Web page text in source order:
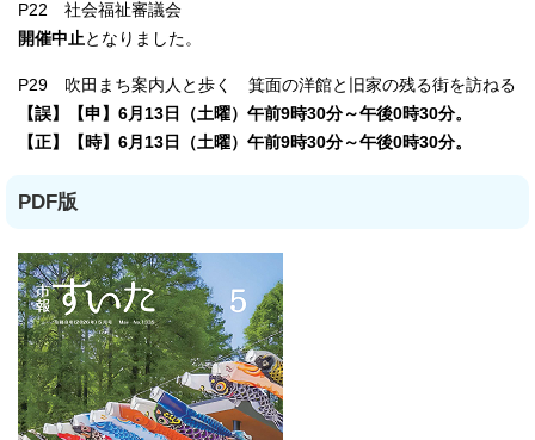
P22 社会福祉審議会
開催中止となりました。
P29 吹田まち案内人と歩く 箕面の洋館と旧家の残る街を訪ねる
【誤】【申】6月13日（土曜）午前9時30分～午後0時30分。
【正】【時】6月13日（土曜）午前9時30分～午後0時30分。
PDF版